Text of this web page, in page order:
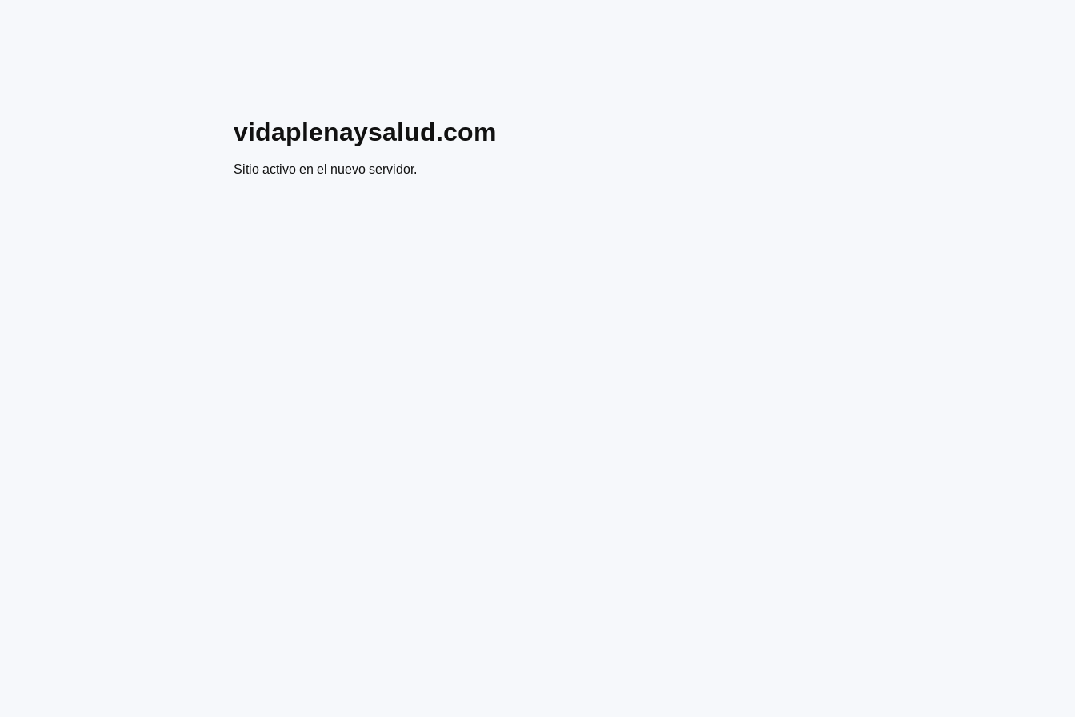
vidaplenaysalud.com
Sitio activo en el nuevo servidor.